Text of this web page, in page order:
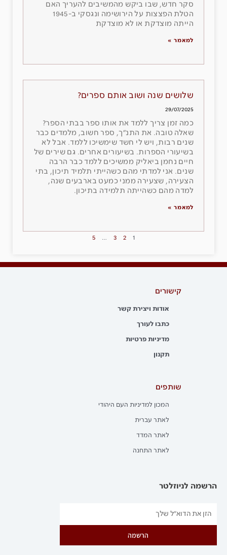
סקר חדש, שבו ביקש מהמשיבים להעריך האם
הטלת הפצצות על הירושימה ונגסקי ב-1945
הייתה מוצדקת או לא מוצדקת
למאמר »
שלושים שנה ושוב אותם ספרים?
29/07/2025
כמה זמן צריך ללמד את אותו ספר בבתי הספר?
שאלה טובה. את התנ״ך, ספר חשוב, מלמדים כבר
שנים רבות, ויש לי חשד שימשיכו ללמד. אבל לא
בשיעורי הספרות. בשיעורים אחרים. גם שירים של
חיים נחמן ביאליק ממשיכים ללמד כבר הרבה
שנים. אני למדתי מהם כשהייתי תלמיד תיכון, בתי
הצעירה, שצעירה ממני כמעט בארבעים שנה,
למדה מהם כשהייתה תלמידה בתיכון.
למאמר »
1
2
3
…
5
קישורים
אודות ויצירת קשר
כתבו לעורך
מדיניות פרטיות
תקנון
שותפים
המכון למדיניות העם היהודי
לאתר עברית
לאתר המדד
לאתר התחנה
הרשמה לניוזלטר
הרשמה